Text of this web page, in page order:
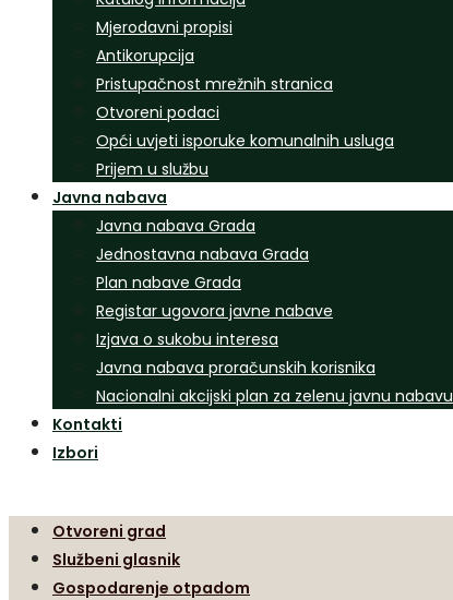
Mjerodavni propisi
Antikorupcija
Pristupačnost mrežnih stranica
Otvoreni podaci
Opći uvjeti isporuke komunalnih usluga
Prijem u službu
Javna nabava
Javna nabava Grada
Jednostavna nabava Grada
Plan nabave Grada
Registar ugovora javne nabave
Izjava o sukobu interesa
Javna nabava proračunskih korisnika
Nacionalni akcijski plan za zelenu javnu nabavu
Kontakti
Izbori
Otvoreni grad
Službeni glasnik
Gospodarenje otpadom